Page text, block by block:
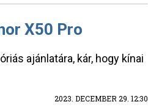
X50 Pro
ajánlatára, kár, hogy kínai
2023. DECEMBER 29. 12:30